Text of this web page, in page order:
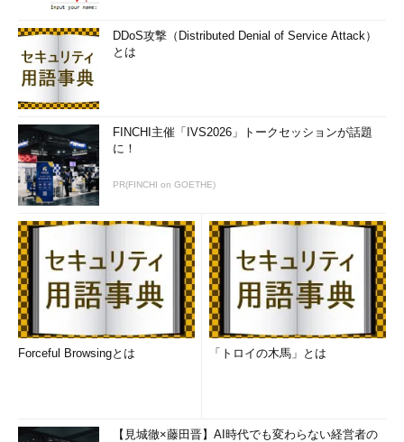
DDoS攻撃（Distributed Denial of Service Attack）
とは
FINCHI主催「IVS2026」トークセッションが話題
に！
PR(FINCHI on GOETHE)
Forceful Browsingとは 「トロイの木馬」とは
【見城徹×藤田晋】AI時代でも変わらない経営者の